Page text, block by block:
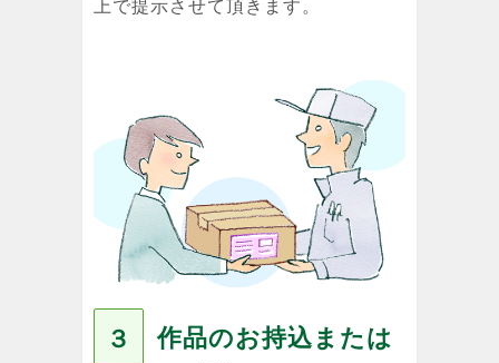
上で提示させて頂きます。
３
作品のお持込または